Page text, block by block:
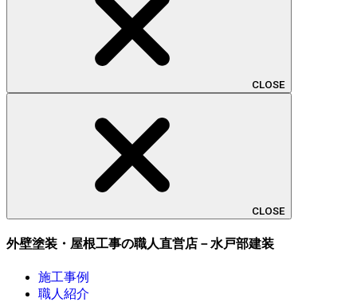
CLOSE
CLOSE
外壁塗装・屋根工事の職人直営店－水戸部建装
施工事例
職人紹介